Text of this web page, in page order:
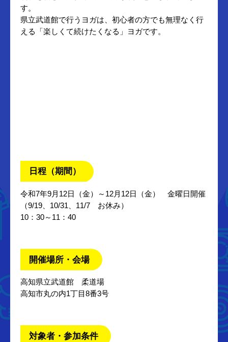
す。
県立武道館で行うヨガは、初心者の方でも無理なく行
える「楽しくて続けたくなる」ヨガです。
日程（期間）
令和7年9月12日（金）～12月12日（金） 金曜日開催
（9/19、10/31、11/7 お休み）
10：30～11：40
開催場所・会場
高知県立武道館 柔道場
高知市丸の内1丁目8番3号
対象者・参加条件